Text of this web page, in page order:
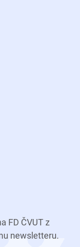
FD ČVUT z
newsletteru.